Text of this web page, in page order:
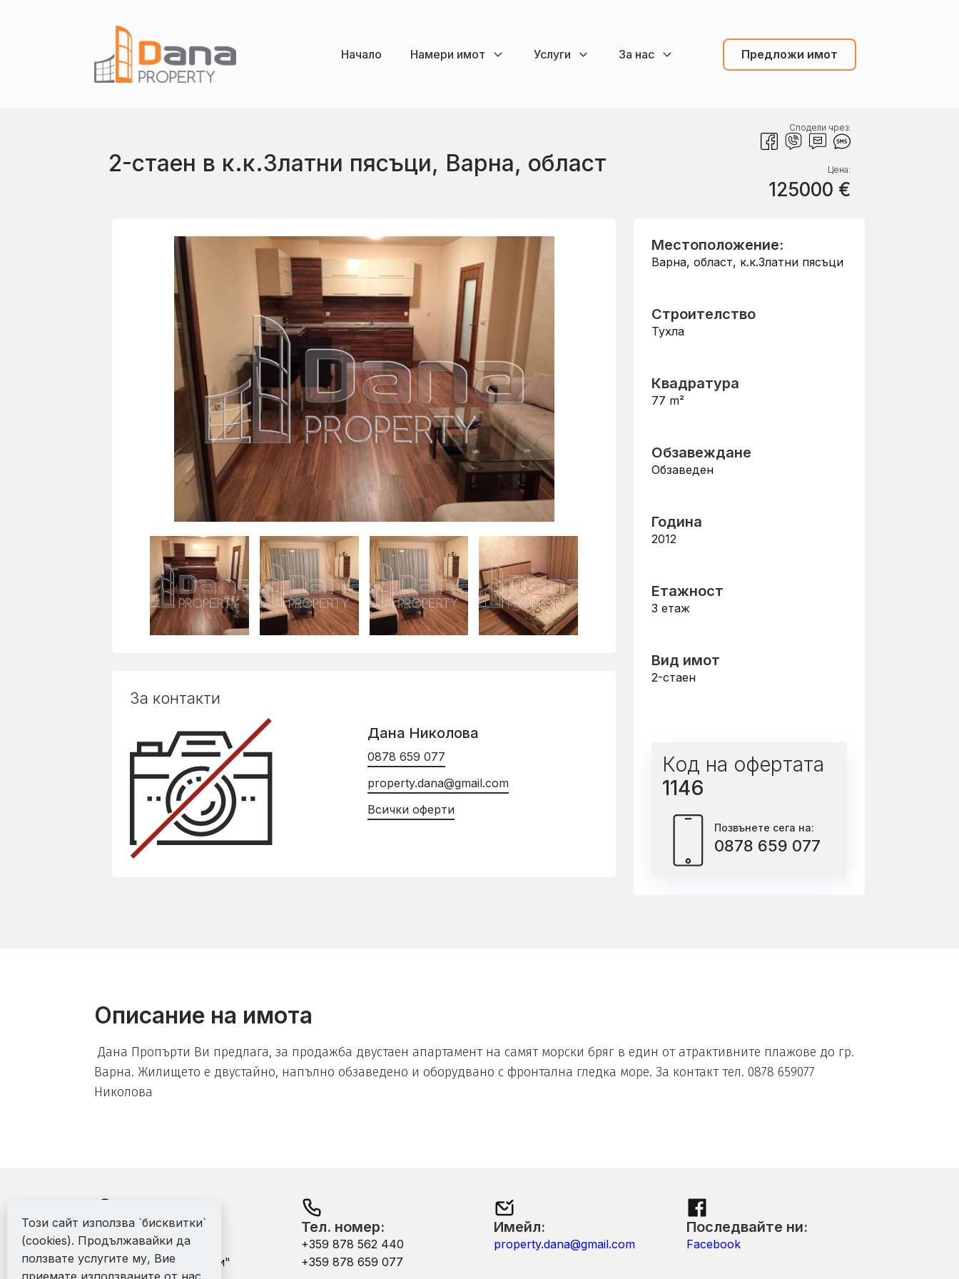
Начало Намери имот Услуги За нас Предложи имот
2-стаен в к.к.Златни пясъци, Варна, област
Сподели чрез:
Цена:
125000 €
За контакти
Дана Николова
0878 659 077
property.dana@gmail.com
Всички оферти
Местоположение:
Варна, област, к.к.Златни пясъци
Строителство
Тухла
Квадратура
77 m²
Обзавеждане
Обзаведен
Година
2012
Етажност
3 етаж
Вид имот
2-стаен
Код на офертата
1146
Позвънете сега на:
0878 659 077
Описание на имота
Дана Пропърти Ви предлага, за продажба двустаен апартамент на самят морски бряг в един от атрактивните плажове до гр.
Варна. Жилището е двустайно, напълно обзаведено и оборудвано с фронтална гледка море. За контакт тел. 0878 659077
Николова
Адрес:
офис - гр. Варна ул.
"Никола Михайловски"
Тел. номер:
+359 878 562 440
+359 878 659 077
Имейл:
property.dana@gmail.com
Последвайте ни:
Facebook
Този сайт използва `бисквитки`
(cookies). Продължавайки да
ползвате услугите му, Вие
приемате използваните от нас